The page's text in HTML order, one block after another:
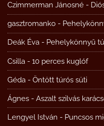
Czimmerman Jánosné -
gasztromanko -
Deák Éva - Pehelykönnyű
Csilla - 10 perces kuglóf
Géda - Öntött túrós süti
Ágnes - Aszalt szilvás
Lengyel István - Puncsos